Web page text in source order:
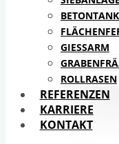
GIESSARM
ROLLRASEN
REFERENZEN
KARRIERE
KONTAKT